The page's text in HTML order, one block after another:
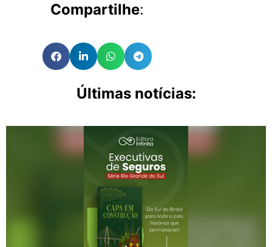
Compartilhe:
Últimas notícias: